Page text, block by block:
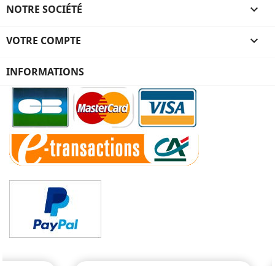
NOTRE SOCIÉTÉ 
VOTRE COMPTE 
INFORMATIONS